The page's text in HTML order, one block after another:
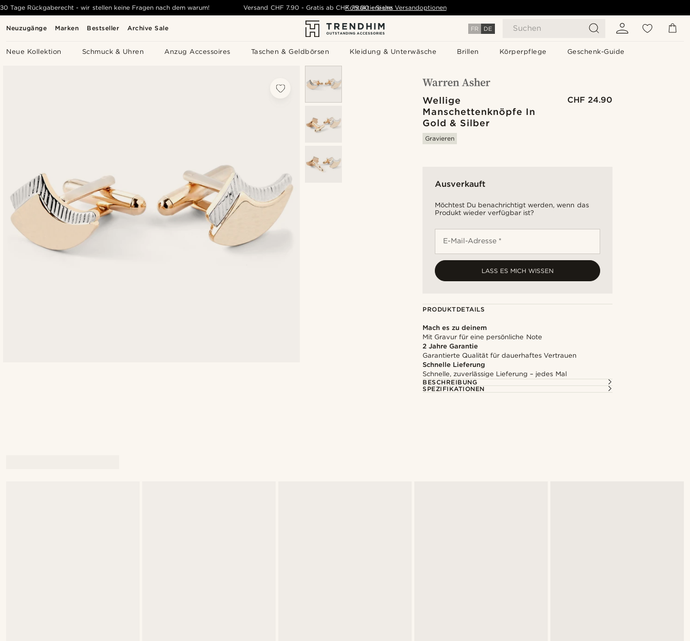
Neuzugänge Marken Bestseller Archive Sale FR DE Suchen
Neue Kollektion Schmuck & Uhren Anzug Accessoires Taschen & Geldbörsen Kleidung & Unterwäsche Brillen Körperpflege Geschenk-Guide
30 Tage Rückgaberecht - wir stellen keine Fragen nach dem warum! Versand CHF 7.90 - Gratis ab CHF 75.00 - Siehe Versandoptionen
Kontaktiere uns
Wellige
Manschettenknöpfe In
Gold & Silber
CHF 24.90
Gravieren
Ausverkauft
Möchtest Du benachrichtigt werden, wenn das
Produkt wieder verfügbar ist?
E-Mail-Adresse *
LASS ES MICH WISSEN
PRODUKTDETAILS
Mach es zu deinem
Mit Gravur für eine persönliche Note
2 Jahre Garantie
Garantierte Qualität für dauerhaftes Vertrauen
Schnelle Lieferung
Schnelle, zuverlässige Lieferung – jedes Mal
BESCHREIBUNG
SPEZIFIKATIONEN